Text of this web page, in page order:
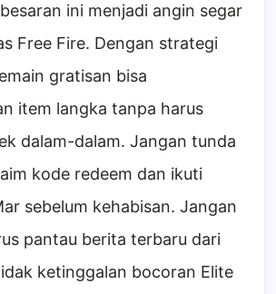
ini menjadi angin segar
Free Fire. Dengan strategi
gratisan bisa
item langka tanpa harus
dalam-dalam. Jangan tunda
kode redeem dan ikuti
sebelum kehabisan. Jangan
pantau berita terbaru dari
ketinggalan bocoran Elite